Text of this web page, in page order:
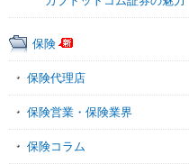
保険
保険代理店
保険営業・保険業界
保険コラム